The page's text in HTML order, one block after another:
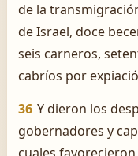
de la
de Israel, doce
seis carneros,
cabríos por
36 Y dieron los
gobernadores y